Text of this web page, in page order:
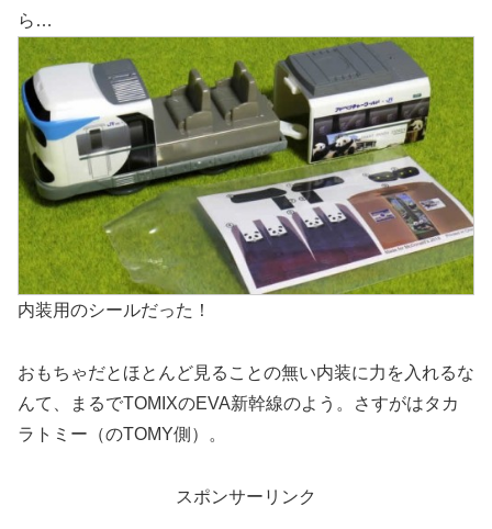
ら…
内装用のシールだった！
おもちゃだとほとんど見ることの無い内装に力を入れるな
んて、まるでTOMIXのEVA新幹線のよう。さすがはタカ
ラトミー（のTOMY側）。
スポンサーリンク